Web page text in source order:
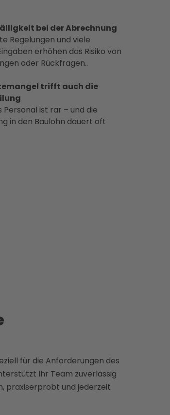
bei der Abrechnung
Regelungen und viele
erhöhen das Risiko von
oder Rückfragen..​
trifft auch die
Personal ist rar – und die
in den Baulohn dauert oft
für die Anforderungen des
Ihr Team zuverlässig
praxiserprobt und jederzeit